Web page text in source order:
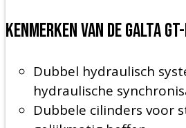
Kenmerken van de Galta
Dubbel hydraulisch
hydraulische
Dubbele cilinders voor